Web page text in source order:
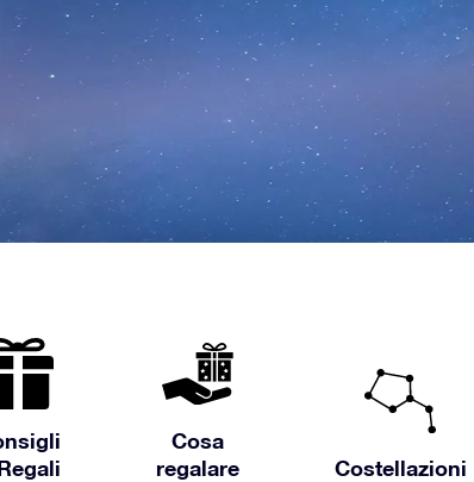
Cosa
regalare
Costellazioni